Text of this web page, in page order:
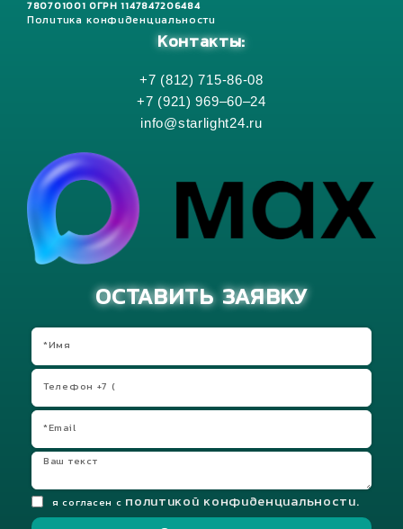
780701001 ОГРН 1147847206484
Политика конфиденциальности
Контакты:
+7 (812) 715-86-08
+7 (921) 969–60–24
info@starlight24.ru
ОСТАВИТЬ ЗАЯВКУ
я согласен с политикой конфиденциальности.